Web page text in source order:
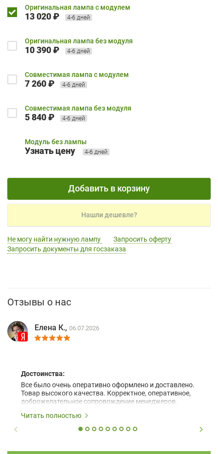
Оригинальная лампа с модулем
13 020 ₽ 4-6 дней
Оригинальная лампа без модуля
10 390 ₽ 4-6 дней
Совместимая лампа с модулем
7 260 ₽ 4-6 дней
Совместимая лампа без модуля
5 840 ₽ 4-6 дней
Модуль без лампы
Узнать цену 4-6 дней
Добавить в корзину
Нашли дешевле?
Не могу найти нужную лампу
Запросить оферту
Запросить документы для госзаказа
Отзывы о нас
Елена К., 06.07.2026
Достоинства:
Все было очень оперативно оформлено и доставлено.
Товар высокого качества. Корректное, оперативное,
доброжелательное сопровождение менеджеров.
Читать полностью